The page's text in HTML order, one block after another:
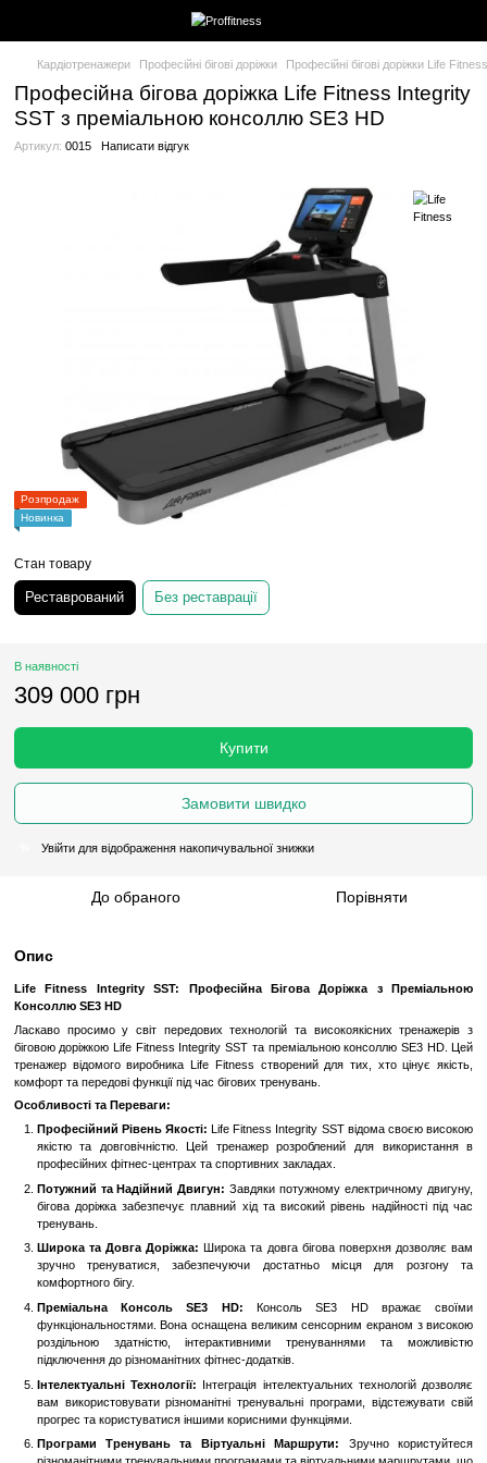
Професійна бігова доріжка Life
SST з преміальною консоллю SE3 HD
Стан товару
Без реставрації
% Увійтидля відображення накопичувальної знижки
До обраного
Опис
Life Fitness Integrity SST: Професійна Бігова Доріжка з
Консоллю SE3 HD
Ласкаво просимо у світ передових технологій та
біговою доріжкою Life Fitness Integrity SST та преміальною
тренажер відомого виробника Life Fitness створений для тих,
комфорт та передові функції під час бігових тренувань.
Особливості та Переваги:
Професійний Рівень Якості:Life Fitness Integrity SST
професійних фітнес-центрах та спортивних закладах.